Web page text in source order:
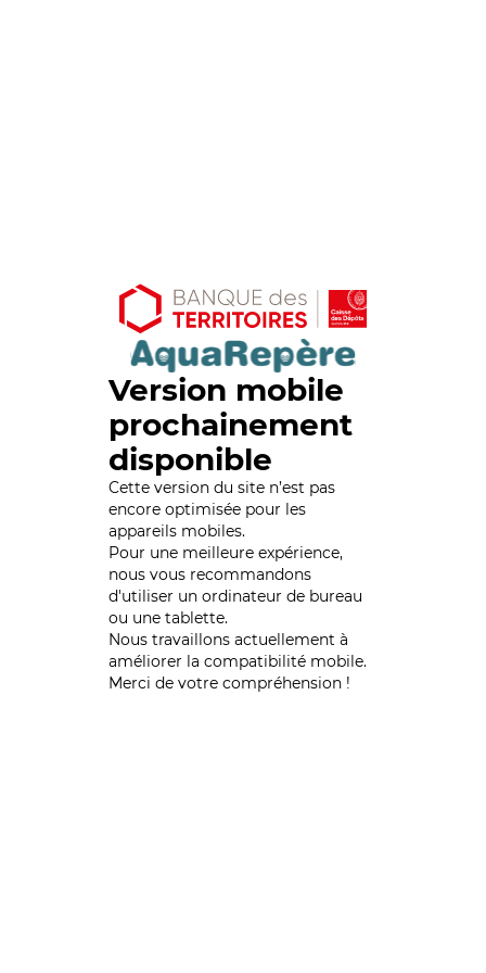
Version mobile
prochainement
disponible
Cette version du site n’est pas
encore optimisée pour les
appareils mobiles.
Pour une meilleure expérience,
nous vous recommandons
d'utiliser un ordinateur de bureau
ou une tablette.
Nous travaillons actuellement à
améliorer la compatibilité mobile.
Merci de votre compréhension !